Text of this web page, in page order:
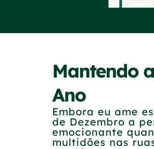
Mantendo
Ano
Embora eu ame
de Dezembro a
emocionante
multidões nas